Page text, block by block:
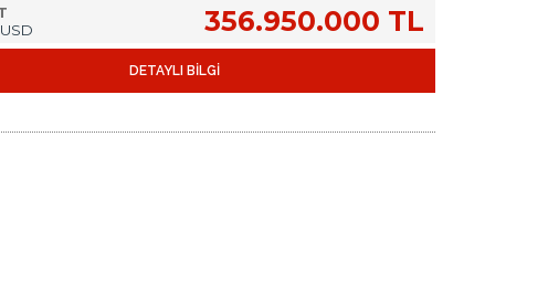
356.950.000 TL
DETAYLI BİLGİ